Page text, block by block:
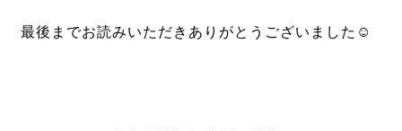
最後までお読みいただきありがとうございました☺︎